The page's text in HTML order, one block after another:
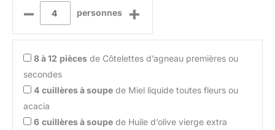
– personnes +
8 à 12 pièces de Côtelettes d’agneau premières ou
secondes
4 cuillères à soupe de Miel liquide toutes fleurs ou
acacia
6 cuillères à soupe de Huile d’olive vierge extra